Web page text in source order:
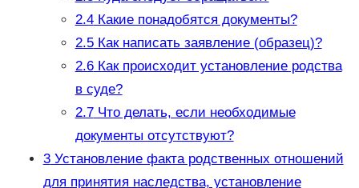
2.4Какие понадобятся документы?
2.5Как написать заявление (образец)?
2.6Как происходит установление родства
в суде?
2.7Что делать, если необходимые
документы отсутствуют?
3Установление факта родственных отношений
для принятия наследства, установление